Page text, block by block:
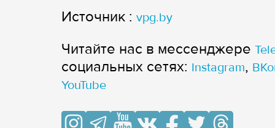
Источник : vpg.by
Читайте нас в мессенджере
cоциальных сетях: Instagram,
YouTube